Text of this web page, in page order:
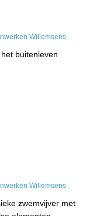
buitenleven
zwemvijver met